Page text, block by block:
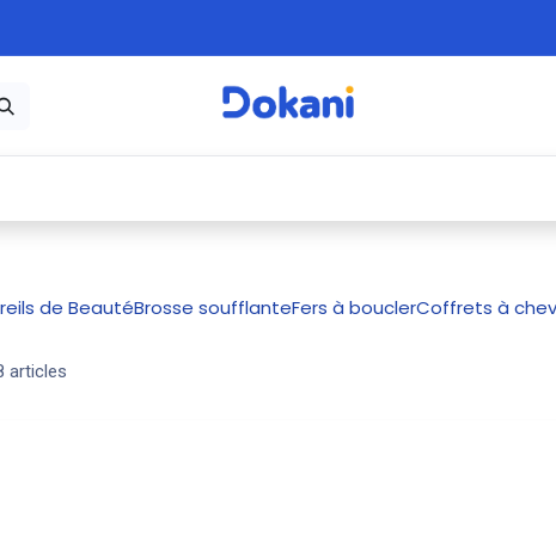
de BeautéBrosse soufflanteFers à bouclerCoffrets à
articles